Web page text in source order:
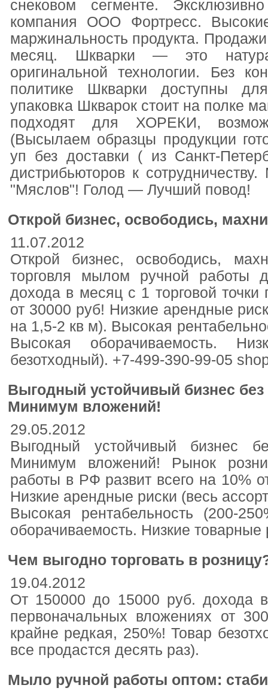
снековом сегменте.
компания ООО Фортресс.
маржинальность продукта.
месяц. Шкварки — это
оригинальной технологии. Без
политике Шкварки доступны
упаковка Шкварок стоит на полке
подходят для ХОРЕКИ,
(Высылаем образцы продукции
уп без доставки ( из Санкт-
дистрибьюторов к сотрудничеству.
"Мяслов"! Голод — Лучший повод!
Открой бизнес, освободись,
11.07.2012
Открой бизнес, освободись,
торговля мылом ручной работы
дохода в месяц с 1 торговой
от 30000 руб! Низкие арендные
на 1,5-2 кв м). Высокая
Высокая оборачиваемость.
безотходный). +7-499-390-99-05
Выгодный устойчивый бизнес без
Минимум вложений!
29.05.2012
Выгодный устойчивый бизнес
Минимум вложений! Рынок
работы в РФ развит всего на 10%
Низкие арендные риски (весь
Высокая рентабельность (200-
оборачиваемость. Низкие товарные
Чем выгодно торговать в
19.04.2012
От 150000 до 15000 руб. дохода
первоначальных вложениях от
крайне редкая, 250%! Товар
все продастся десять раз).
Мыло ручной работы оптом: